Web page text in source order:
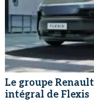
Le groupe
intégral de Flexis